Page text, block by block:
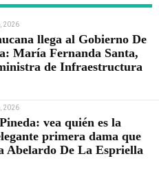
2026
llega al Gobierno De
María Fernanda Santa,
de Infraestructura
2026
vea quién es la
primera dama que
Abelardo De La Espriella